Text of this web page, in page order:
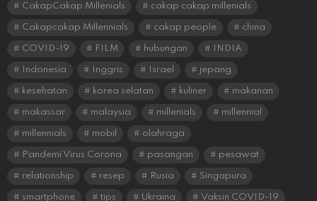
CakapCakap Millenials cakap cakap millenials
Cakapcakap Millennials cakap people china
COVID-19 FILM hubungan INDIA
Indonesia Inggris Israel jepang
kesehatan korea selatan kuliner makanan
makassar malaysia millenials millennial
millennials mobil olahraga
Pandemi Virus Corona pasangan pesawat
relationship resep Rusia Singapura
smartphone tips Ukraina Vaksin COVID-19